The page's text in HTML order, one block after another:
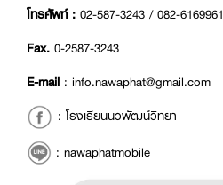
โทรศัพท์ : 02-587-3243 / 082-6169961
Fax. 0-2587-3243
E-mail : info.nawaphat@gmail.com
: โรงเรียนนวพัฒน์วิทยา
:nawaphatmobile